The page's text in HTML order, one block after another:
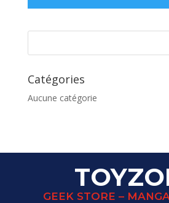
Catégories
Aucune catégorie
GEEK STORE –